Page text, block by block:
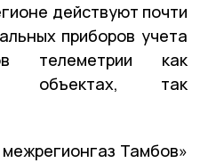
действуют почти
приборов учета
телеметрии как
объектах, так
Тамбов»